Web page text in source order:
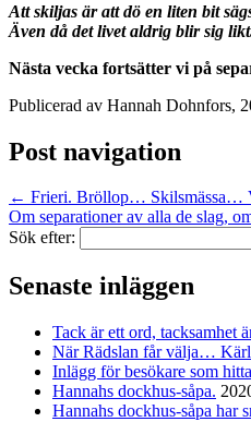
Att skiljas är att dö en liten bit
Även då det livet aldrig blir sig
Nästa vecka fortsätter vi på
Publicerad av Hannah Dohnfors,
Post navigation
← Frieri. Bröllop… Skilsmässa…
Om separationer av alla de slag,
Sök efter:
Senaste inläggen
Tack är ett ord, tacksamhet
När Rädslan får välja…
Inlägg för besökare som
Hannahs dockhus-såpa.
Hannahs dockhus-såpa har